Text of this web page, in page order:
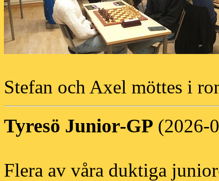
Stefan och Axel möttes i
Tyresö Junior-GP (2026-
Flera av våra duktiga